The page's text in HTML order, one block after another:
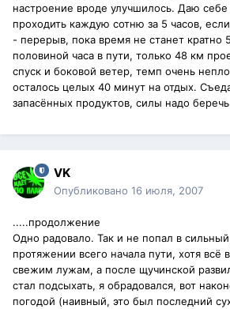
настроение вроде улучшилось. Даю себе
проходить каждую сотню за 5 часов,
- перерыв, пока время не станет кратно
половиной часа в пути, только 48 км
спуск и боковой ветер, темп очень
осталось целых 40 минут на отдых.
запасённых продуктов, силы надо беречь
VK
Опубликовано 16 июля, 2007
.....продолжение
Одно радовало. Так и не попал в
протяжении всего начала пути, хотя всё
свежим лужам, а после щучинской
стал подсыхать, я обрадовался, вот
погодой (наивный, это был последний